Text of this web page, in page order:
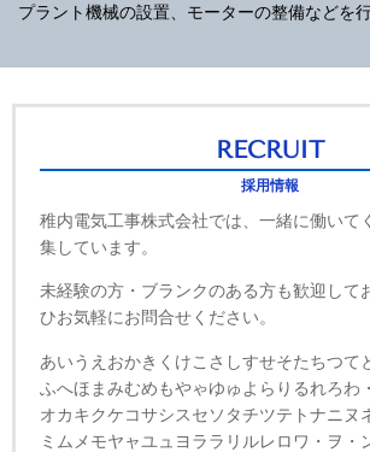
プラント機械の設置、モーターの整備などを行
RECRUIT
採用情報
稚内電気工事株式会社では、一緒に働いて
集しています。
未経験の方・ブランクのある方も歓迎して
ひお気軽にお問合せください。
あいうえおかきくけこさしすせそたちつて
ふへほまみむめもやゃゆゅよらりるれろわ
オカキクケコサシスセソタチツテトナニヌ
ミムメモヤャユュヨララリルレロワ・ヲ・